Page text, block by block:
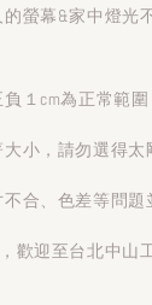
螢幕&家中燈光
１cm為正常範圍
小，請勿選得太
合、色差等問
歡迎至台北中山